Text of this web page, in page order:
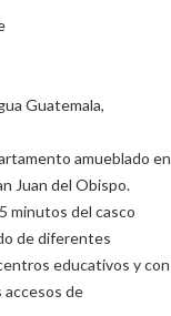
Guatemala,
amueblado en
Juan del Obispo.
minutos del casco
de diferentes
educativos y con
de